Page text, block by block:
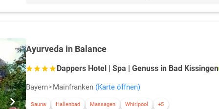
Ayurveda in Balance
Dappers Hotel | Spa | Genuss in Bad Kissingen
Bayern Mainfranken (Karte öffnen)
Sauna Hallenbad Massagen Whirlpool +5